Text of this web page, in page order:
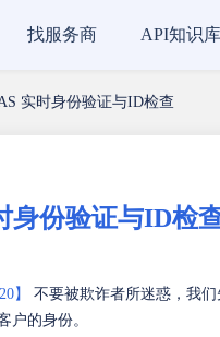
找服务商 API知识库
实时身份验证与ID检查
身份验证与ID检
】
不要被欺诈者所迷惑，我
户的身份。